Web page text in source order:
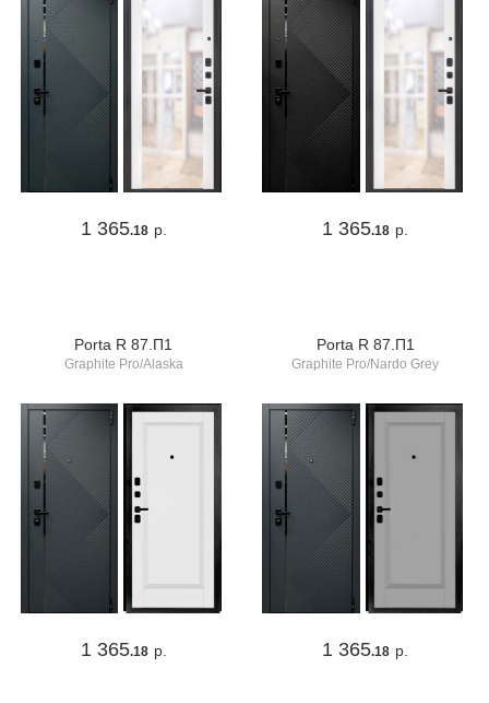
1 365.18 р. 1 365.18 р.
Porta R 87.П1
Graphite Pro/Alaska
1 365.18 р.
Porta R 87.П1
Graphite Pro/Nardo Grey
1 365.18 р.